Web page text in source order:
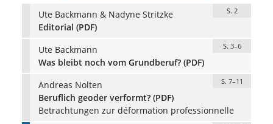
Ute Backmann & Nadyne Stritzke S. 2
Editorial (PDF)
Ute Backmann
S. 3–6
Was bleibt noch vom Grundberuf? (PDF)
Andreas Nolten
S. 7–11
Beruflich geoder verformt? (PDF)
Betrachtungen zur déformation professionnelle